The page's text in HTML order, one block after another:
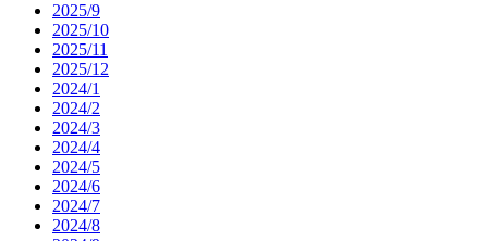
2025/9
2025/10
2025/11
2025/12
2024/1
2024/2
2024/3
2024/4
2024/5
2024/6
2024/7
2024/8